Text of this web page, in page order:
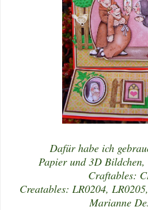
Dafür habe ich
Papier und 3D
Craftables:
Creatables: LR0204,
Marianne